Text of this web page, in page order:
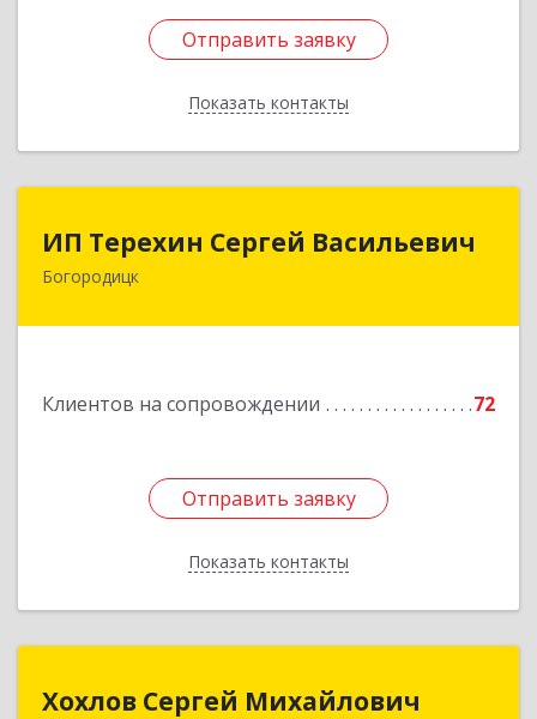
Отправить заявку
Показать контакты
Отправить заявку
Назад
ИП Терехин Сергей Васильевич
Богородицк
Клиентов на сопровождении 72
Отправить заявку
Показать контакты
ИП Терехин Сергей Васильевич
301831, Тульская обл, Богородицкий р-н,
Отправить заявку
Назад
Хохлов Сергей Михайлович
Хохлов Сергей Михайлович